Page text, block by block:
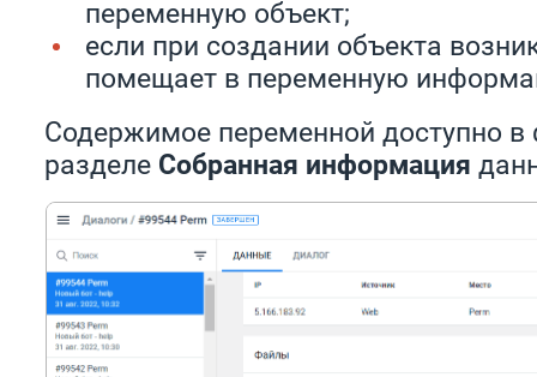
переменную объект;
если при создании объекта
помещает в переменную
Содержимое переменной доступно в
разделе Собранная информация